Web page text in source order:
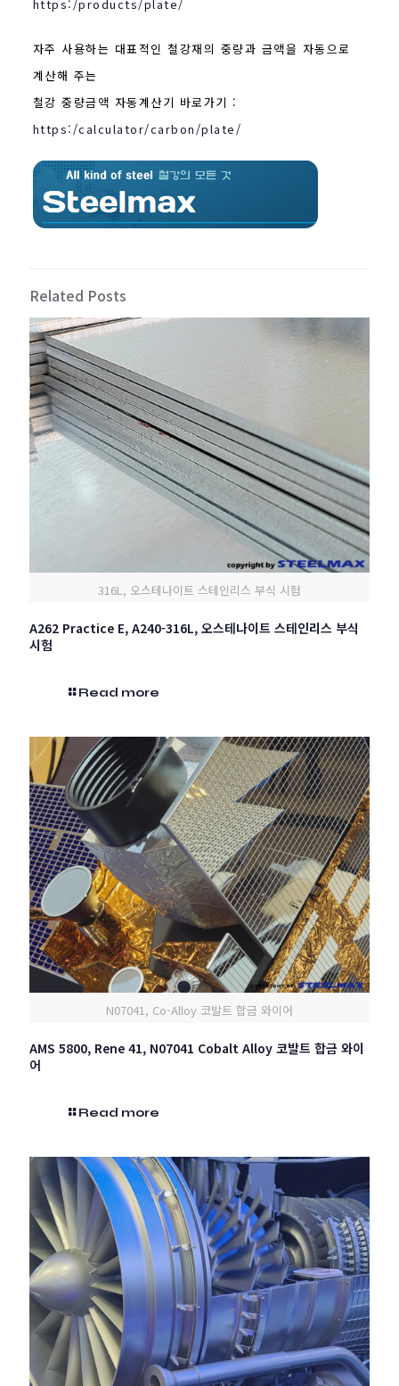
https:/products/plate/
자주 사용하는 대표적인 철강재의 중량과 금액을 자동으로
계산해 주는
철강 중량금액 자동계산기 바로가기 :
https:/calculator/carbon/plate/
Related Posts
316L, 오스테나이트 스테인리스 부식 시험
A262 Practice E, A240-316L, 오스테나이트 스테인리스 부식
시험
Read more
N07041, Co-Alloy 코발트 합금 와이어
AMS 5800, Rene 41, N07041 Cobalt Alloy 코발트 합금 와이
어
Read more